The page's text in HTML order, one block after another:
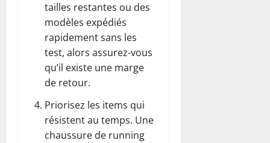
tailles restantes ou des
modèles expédiés
rapidement sans les
test, alors assurez-vous
qu’il existe une marge
de retour.
Priorisez les items qui
résistent au temps. Une
chaussure de running